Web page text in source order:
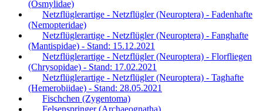
(Osmylidae)
Netzflüglerartige - Netzflügler (Neuroptera) - Fadenhafte
(Nemopteridae)
Netzflüglerartige - Netzflügler (Neuroptera) - Fanghafte
(Mantispidae) - Stand: 15.12.2021
Netzflüglerartige - Netzflügler (Neuroptera) - Florfliegen
(Chrysopidae) - Stand: 17.02.2021
Netzflüglerartige - Netzflügler (Neuroptera) - Taghafte
(Hemerobiidae) - Stand: 28.05.2021
Fischchen (Zygentoma)